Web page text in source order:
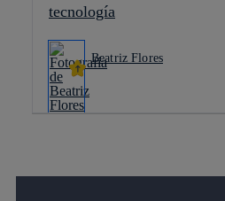
tecnología
Beatriz Flores